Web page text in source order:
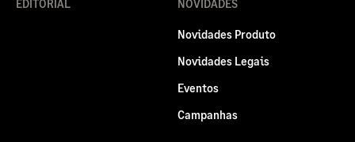
EDITORIAL NOVIDADES
Novidades Produto
Novidades Legais
Eventos
Campanhas